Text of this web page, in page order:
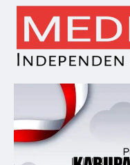
Skip
content